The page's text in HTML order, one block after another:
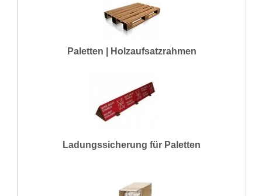
Paletten | Holzaufsatzrahmen
Ladungssicherung für Paletten